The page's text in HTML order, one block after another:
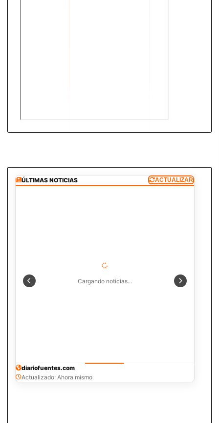
ÚLTIMAS NOTICIAS ACTUALIZAR
Cargando noticias...
diariofuentes.com
Actualizado: Ahora mismo